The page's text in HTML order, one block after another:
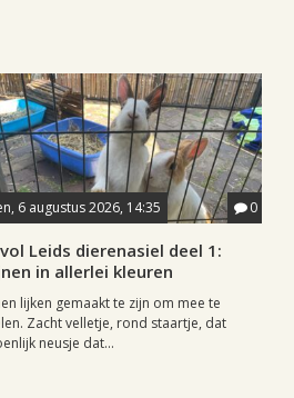
6 augustus 2026, 14:35 0
Leids dierenasiel deel 1:
in allerlei kleuren
lijken gemaakt te zijn om mee te
Zacht velletje, rond staartje, dat
neusje dat...